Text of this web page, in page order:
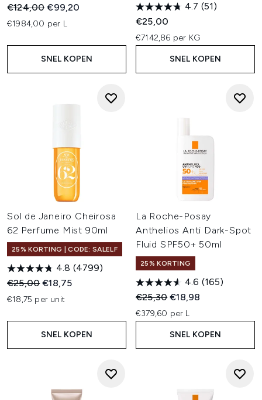
Recommended Retail Price:
€124,00Huidige prijs:
€99,20
€1984,00 per L
SNEL KOPEN
4.7 (51)
€25,00
€7142,86 per KG
SNEL KOPEN
Sol de Janeiro Cheirosa
62 Perfume Mist 90ml
25% KORTING | CODE: SALELF
4.8 (4799)
Recommended Retail Price:
€25,00Huidige prijs:
€18,75
€18,75 per unit
SNEL KOPEN
La Roche-Posay
Anthelios Anti Dark-Spot
Fluid SPF50+ 50ml
25% KORTING
4.6 (165)
Recommended Retail Price:
€25,30Huidige prijs:
€18,98
€379,60 per L
SNEL KOPEN